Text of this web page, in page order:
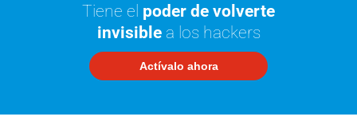
Tiene el poder de volverte
invisiblea los hackers
Actívalo ahora